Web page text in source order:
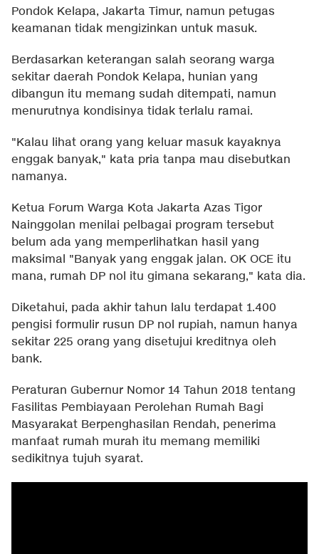
Pondok Kelapa, Jakarta Timur, namun petugas
keamanan tidak mengizinkan untuk masuk.
Berdasarkan keterangan salah seorang warga
sekitar daerah Pondok Kelapa, hunian yang
dibangun itu memang sudah ditempati, namun
menurutnya kondisinya tidak terlalu ramai.
"Kalau lihat orang yang keluar masuk kayaknya
enggak banyak," kata pria tanpa mau disebutkan
namanya.
Ketua Forum Warga Kota Jakarta Azas Tigor
Nainggolan menilai pelbagai program tersebut
belum ada yang memperlihatkan hasil yang
maksimal "Banyak yang enggak jalan. OK OCE itu
mana, rumah DP nol itu gimana sekarang," kata dia.
Diketahui, pada akhir tahun lalu terdapat 1.400
pengisi formulir rusun DP nol rupiah, namun hanya
sekitar 225 orang yang disetujui kreditnya oleh
bank.
Peraturan Gubernur Nomor 14 Tahun 2018 tentang
Fasilitas Pembiayaan Perolehan Rumah Bagi
Masyarakat Berpenghasilan Rendah, penerima
manfaat rumah murah itu memang memiliki
sedikitnya tujuh syarat.